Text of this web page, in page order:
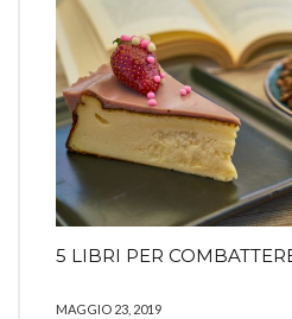
5 LIBRI PER
MAGGIO 23, 2019